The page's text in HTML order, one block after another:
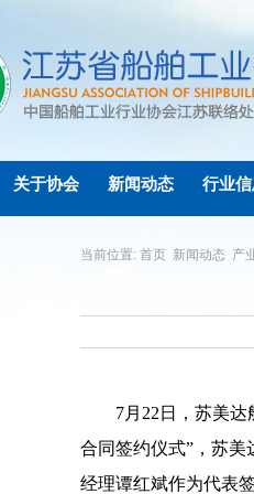
关于协会 新闻动态 行业信
当前位置: 首页 新闻动态 产
7月 22 日，苏美
合同签约仪式” ，苏
经理谭红斌作为代表